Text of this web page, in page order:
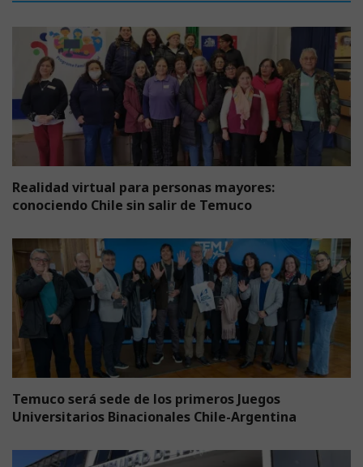
Realidad virtual para personas mayores:
conociendo Chile sin salir de Temuco
Temuco será sede de los primeros Juegos
Universitarios Binacionales Chile-Argentina